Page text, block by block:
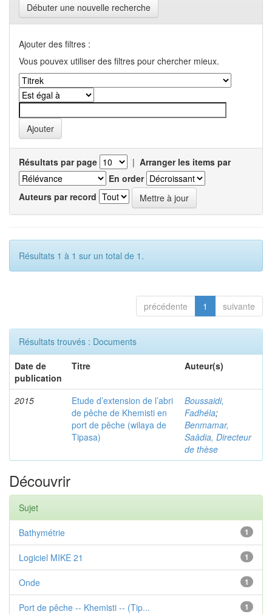
Débuter une nouvelle recherche
Ajouter des filtres :
Vous pouvex utiliser des filtres pour chercher mieux.
Résultats par page | Arranger les items par
En order
Auteurs par record
Résultats 1 à 1 sur un total de 1.
précédente 1 suivante
Résultats trouvés : Documents
Date de
publication
Titre Auteur(s)
2015
Etude d’extension de l’abri
de pêche de Khemisti en
port de pêche (wilaya de
Tipasa)
Boussaidi,
Fadhéla;
Benmamar,
Saâdia, Directeur
de thèse
Découvrir
Sujet
1
Bathymétrie
1
Logiciel MIKE 21
1
Onde
1
Port de pêche -- Khemisti -- (Tip...